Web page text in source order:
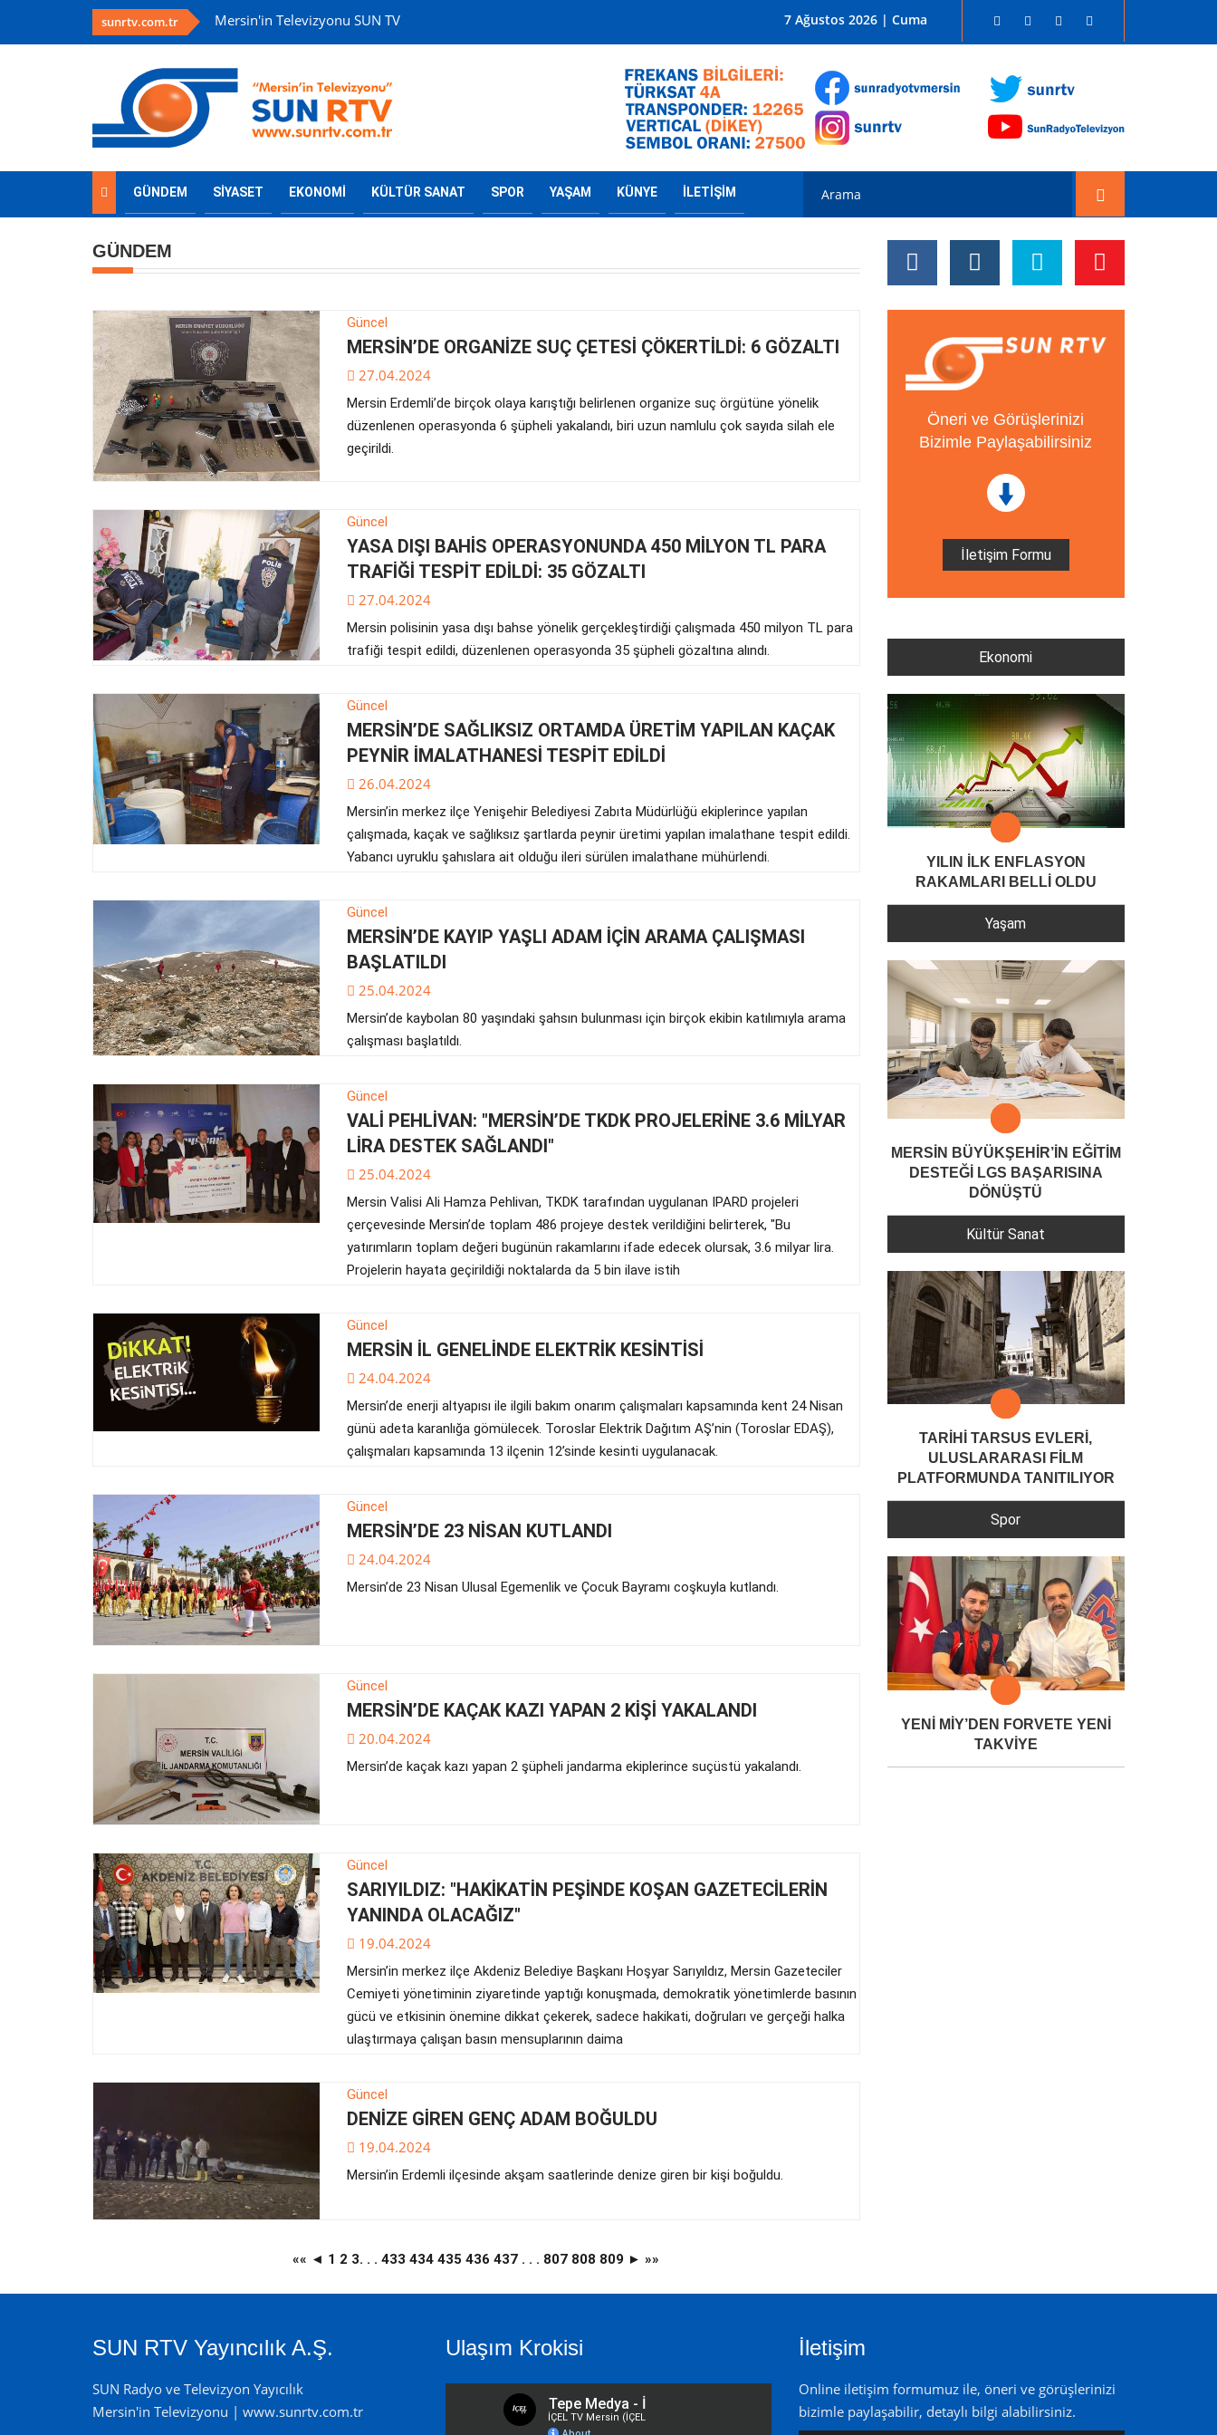
sunrtv.com.tr Mersin'in Televizyonu SUN TV Mersin'in Radyosu SUN RADYO FM 96.1
7 Ağustos 2026 | Cuma
GÜNDEM SİYASET EKONOMİ KÜLTÜR SANAT SPOR YAŞAM KÜNYE İLETİŞİM
GÜNDEM
Güncel
MERSİN’DE ORGANİZE SUÇ ÇETESİ ÇÖKERTİLDİ: 6 GÖZALTI
27.04.2024
Mersin Erdemli’de birçok olaya karıştığı belirlenen organize suç örgütüne yönelik
düzenlenen operasyonda 6 şüpheli yakalandı, biri uzun namlulu çok sayıda silah ele
geçirildi.
Güncel
YASA DIŞI BAHİS OPERASYONUNDA 450 MİLYON TL PARA
TRAFİĞİ TESPİT EDİLDİ: 35 GÖZALTI
27.04.2024
Mersin polisinin yasa dışı bahse yönelik gerçekleştirdiği çalışmada 450 milyon TL para
trafiği tespit edildi, düzenlenen operasyonda 35 şüpheli gözaltına alındı.
Güncel
MERSİN’DE SAĞLIKSIZ ORTAMDA ÜRETİM YAPILAN KAÇAK
PEYNİR İMALATHANESİ TESPİT EDİLDİ
26.04.2024
Mersin’in merkez ilçe Yenişehir Belediyesi Zabıta Müdürlüğü ekiplerince yapılan
çalışmada, kaçak ve sağlıksız şartlarda peynir üretimi yapılan imalathane tespit edildi.
Yabancı uyruklu şahıslara ait olduğu ileri sürülen imalathane mühürlendi.
Güncel
MERSİN’DE KAYIP YAŞLI ADAM İÇİN ARAMA ÇALIŞMASI
BAŞLATILDI
25.04.2024
Mersin’de kaybolan 80 yaşındaki şahsın bulunması için birçok ekibin katılımıyla arama
çalışması başlatıldı.
Güncel
VALİ PEHLİVAN: "MERSİN’DE TKDK PROJELERİNE 3.6 MİLYAR
LİRA DESTEK SAĞLANDI"
25.04.2024
Mersin Valisi Ali Hamza Pehlivan, TKDK tarafından uygulanan IPARD projeleri
çerçevesinde Mersin’de toplam 486 projeye destek verildiğini belirterek, "Bu
yatırımların toplam değeri bugünün rakamlarını ifade edecek olursak, 3.6 milyar lira.
Projelerin hayata geçirildiği noktalarda da 5 bin ilave istih
Güncel
MERSİN İL GENELİNDE ELEKTRİK KESİNTİSİ
24.04.2024
Mersin’de enerji altyapısı ile ilgili bakım onarım çalışmaları kapsamında kent 24 Nisan
günü adeta karanlığa gömülecek. Toroslar Elektrik Dağıtım AŞ’nin (Toroslar EDAŞ),
çalışmaları kapsamında 13 ilçenin 12’sinde kesinti uygulanacak.
Güncel
MERSİN’DE 23 NİSAN KUTLANDI
24.04.2024
Mersin’de 23 Nisan Ulusal Egemenlik ve Çocuk Bayramı coşkuyla kutlandı.
Güncel
MERSİN’DE KAÇAK KAZI YAPAN 2 KİŞİ YAKALANDI
20.04.2024
Mersin’de kaçak kazı yapan 2 şüpheli jandarma ekiplerince suçüstü yakalandı.
Güncel
SARIYILDIZ: "HAKİKATİN PEŞİNDE KOŞAN GAZETECİLERİN
YANINDA OLACAĞIZ"
19.04.2024
Mersin’in merkez ilçe Akdeniz Belediye Başkanı Hoşyar Sarıyıldız, Mersin Gazeteciler
Cemiyeti yönetiminin ziyaretinde yaptığı konuşmada, demokratik yönetimlerde basının
gücü ve etkisinin önemine dikkat çekerek, sadece hakikati, doğruları ve gerçeği halka
ulaştırmaya çalışan basın mensuplarının daima
Güncel
DENİZE GİREN GENÇ ADAM BOĞULDU
19.04.2024
Mersin’in Erdemli ilçesinde akşam saatlerinde denize giren bir kişi boğuldu.
«« ◄ 1 2 3. . . 433 434 435 436 437 . . . 807 808 809 ► »»
Öneri ve Görüşlerinizi
Bizimle Paylaşabilirsiniz
İletişim Formu
Ekonomi
YILIN İLK ENFLASYON
RAKAMLARI BELLİ OLDU
Yaşam
MERSİN BÜYÜKŞEHİR’İN EĞİTİM
DESTEĞİ LGS BAŞARISINA
DÖNÜŞTÜ
Kültür Sanat
TARİHİ TARSUS EVLERİ,
ULUSLARARASI FİLM
PLATFORMUNDA TANITILIYOR
Spor
YENİ MİY’DEN FORVETE YENİ
TAKVİYE
SUN RTV Yayıncılık A.Ş.
SUN Radyo ve Televizyon Yayıcılık
Mersin'in Televizyonu | www.sunrtv.com.tr
Ulaşım Krokisi İletişim
Online iletişim formumuz ile, öneri ve görüşlerinizi
bizimle paylaşabilir, detaylı bilgi alabilirsiniz.